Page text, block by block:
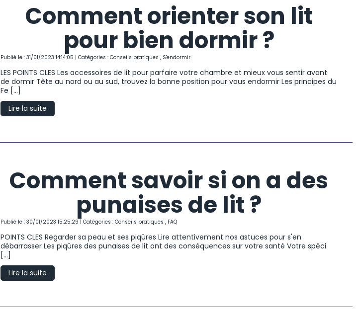
Comment orienter son lit
pour bien dormir ?
Publié le : 31/01/2023 14:14:05 | Catégories : Conseils pratiques , S'endormir
LES POINTS CLES Les accessoires de lit pour parfaire votre chambre et mieux vous sentir avant
de dormir Tête au nord ou au sud, trouvez la bonne position pour vous endormir Les principes du
Fe [...]
Lire la suite
Comment savoir si on a des
punaises de lit ?
Publié le : 30/01/2023 15:25:29 | Catégories : Conseils pratiques , FAQ
POINTS CLES Regarder sa peau et ses piqûres Lire attentivement nos astuces pour s'en
débarrasser Les piqûres des punaises de lit ont des conséquences sur votre santé Votre spéci
[...]
Lire la suite